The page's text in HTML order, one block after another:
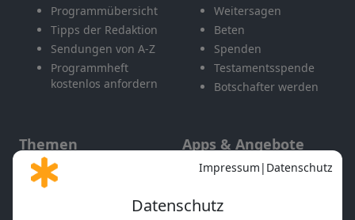
Programmübersicht
Tipps der Redaktion
Sendungen von A-Z
Programmheft
kostenlos anfordern
Weitersagen
Beten
Spenden
Testamentsspende
Botschafter werden
Themen
Gott und Bibel erklärt
Apps & Angebote
Mobile App